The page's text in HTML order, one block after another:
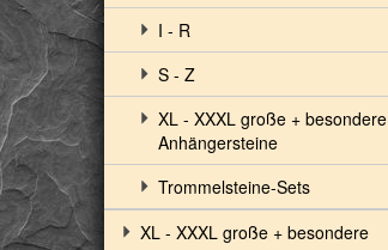
I - R
S - Z
XL - XXXL große + besondere
Anhängersteine
Trommelsteine-Sets
XL - XXXL große + besondere